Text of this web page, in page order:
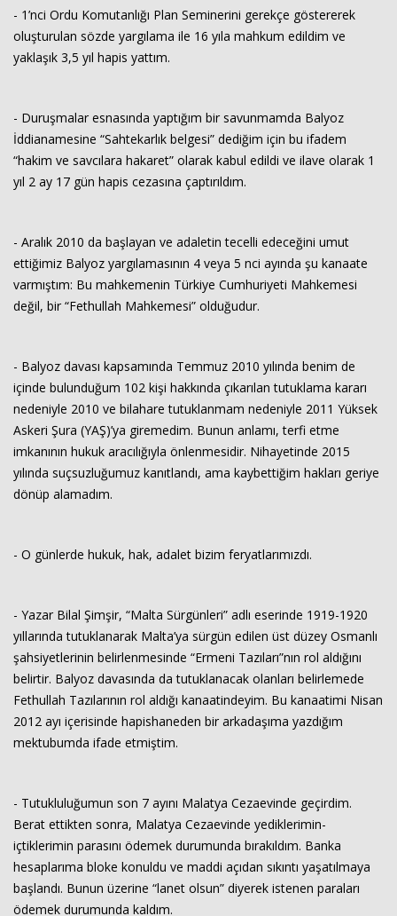
- 1’nci Ordu Komutanlığı Plan Seminerini gerekçe göstererek
oluşturulan sözde yargılama ile 16 yıla mahkum edildim ve
yaklaşık 3,5 yıl hapis yattım.
- Duruşmalar esnasında yaptığım bir savunmamda Balyoz
İddianamesine “Sahtekarlık belgesi” dediğim için bu ifadem
“hakim ve savcılara hakaret” olarak kabul edildi ve ilave olarak 1
yıl 2 ay 17 gün hapis cezasına çaptırıldım.
- Aralık 2010 da başlayan ve adaletin tecelli edeceğini umut
ettiğimiz Balyoz yargılamasının 4 veya 5 nci ayında şu kanaate
varmıştım: Bu mahkemenin Türkiye Cumhuriyeti Mahkemesi
değil, bir “Fethullah Mahkemesi” olduğudur.
- Balyoz davası kapsamında Temmuz 2010 yılında benim de
içinde bulunduğum 102 kişi hakkında çıkarılan tutuklama kararı
nedeniyle 2010 ve bilahare tutuklanmam nedeniyle 2011 Yüksek
Askeri Şura (YAŞ)’ya giremedim. Bunun anlamı, terfi etme
imkanının hukuk aracılığıyla önlenmesidir. Nihayetinde 2015
yılında suçsuzluğumuz kanıtlandı, ama kaybettiğim hakları geriye
dönüp alamadım.
- O günlerde hukuk, hak, adalet bizim feryatlarımızdı.
- Yazar Bilal Şimşir, “Malta Sürgünleri” adlı eserinde 1919-1920
yıllarında tutuklanarak Malta’ya sürgün edilen üst düzey Osmanlı
şahsiyetlerinin belirlenmesinde “Ermeni Tazıları”nın rol aldığını
belirtir. Balyoz davasında da tutuklanacak olanları belirlemede
Fethullah Tazılarının rol aldığı kanaatindeyim. Bu kanaatimi Nisan
2012 ayı içerisinde hapishaneden bir arkadaşıma yazdığım
mektubumda ifade etmiştim.
- Tutukluluğumun son 7 ayını Malatya Cezaevinde geçirdim.
Berat ettikten sonra, Malatya Cezaevinde yediklerimin-
içtiklerimin parasını ödemek durumunda bırakıldım. Banka
hesaplarıma bloke konuldu ve maddi açıdan sıkıntı yaşatılmaya
başlandı. Bunun üzerine “lanet olsun” diyerek istenen paraları
ödemek durumunda kaldım.